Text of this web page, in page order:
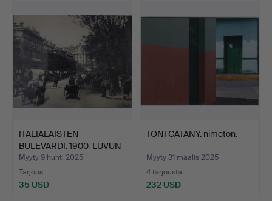
ITALIALAISTEN
BULEVARDI. 1900-LUVUN
ALKUPU…
Myyty 9 huhti 2025
Tarjous
35 USD
TONI CATANY. nimetön.
Myyty 31 maalis 2025
4 tarjousta
232 USD